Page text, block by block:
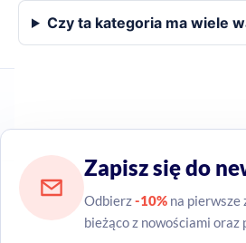
Czy ta kategoria ma wiele
Zapisz się do
Odbierz-10% na pierwsze
bieżąco z nowościami oraz